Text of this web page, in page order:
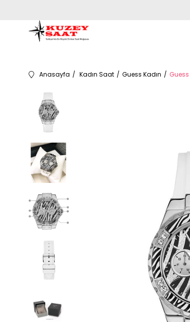
Anasayfa Kadın Saat Guess Kadın Guess